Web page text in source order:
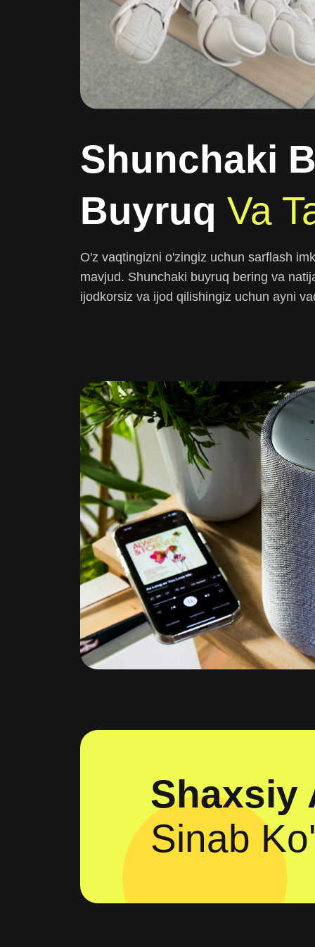
Shunchaki
Buyruq Va
O'z vaqtingizni o'zingiz uchun sarflash
mavjud. Shunchaki buyruq bering va
ijodkorsiz va ijod qilishingiz uchun ayni
Shaxsiy
Sinab